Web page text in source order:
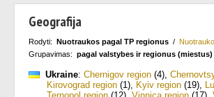
Geografija
Rodyti: Nuotraukos pagal TP regionus /
Grupavimas: pagal valstybes ir regionus (miestus)
Ukraine: Chernigov region (4),
Kirovograd region (1), Kyiv region (19),